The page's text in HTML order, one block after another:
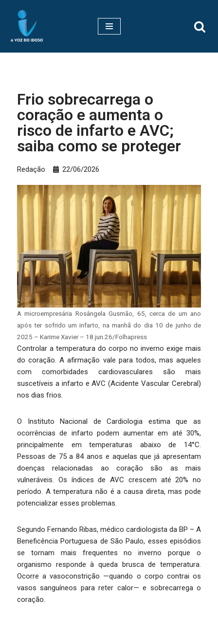
Pular
para
Frio sobrecarrega o
coração e aumenta o
risco de infarto e AVC;
saiba como se proteger
Redação 22/06/2026
A microempresária Rosângela Gusmão, 65, cerca de um ano
após ter sofrido um infarto, na manhã do dia 10 de junho de
2025 – Karime Xavier – 18.jun.26/Folhapress
Controlar a temperatura do corpo no inverno exige mais
do coração. A afirmação vale para todos, mas aqueles
com comorbidades cardiovasculares são mais
suscetíveis a infarto e AVC (Acidente Vascular Cerebral)
nos dias frios.
O Instituto Nacional de Cardiologia estima que as
ocorrências de infarto podem aumentar em até 30%,
principalmente em temperaturas abaixo de 14°C.
Pessoas de 75 a 84 anos e aquelas que já apresentam
doenças relacionadas ao coração são as mais
vulneráveis. Os índices de AVC crescem até 20% no
período. A temperatura não é a causa direta, mas pode
potencializar esses problemas.
Segundo Fernando Ribas, médico cardiologista da BP – A
Beneficência Portuguesa de São Paulo, esses episódios
se tornam mais frequentes no inverno porque o
organismo responde à queda brusca de temperatura.
Ocorre a vasoconstrição —quando o corpo contrai os
vasos sanguíneos para reter calor— e sobrecarrega o
coração.